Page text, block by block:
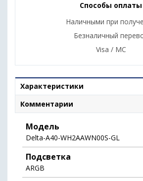
Способы оплаты
Наличными при
Безналичный
Visa / MC
Характеристики
Комментарии
Модель
Delta-A40-WH2AAWN00S-GL
Подсветка
ARGB